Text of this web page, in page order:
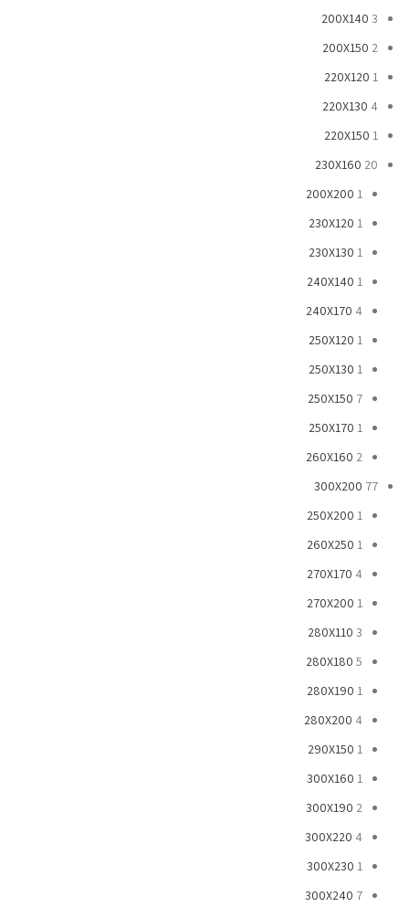
200X140 3
200X150 2
220X120 1
220X130 4
220X150 1
230X160 20
200X200 1
230X120 1
230X130 1
240X140 1
240X170 4
250X120 1
250X130 1
250X150 7
250X170 1
260X160 2
300X200 77
250X200 1
260X250 1
270X170 4
270X200 1
280X110 3
280X180 5
280X190 1
280X200 4
290X150 1
300X160 1
300X190 2
300X220 4
300X230 1
300X240 7